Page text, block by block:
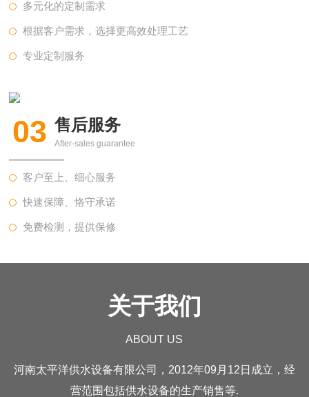
多元化的定制需求
根据客户需求，选择更高效处理工艺
专业定制服务
03 售后服务
After-sales guarantee
客户至上、细心服务
快速保障、恪守承诺
免费检测，提供保修
关于我们
ABOUT US
河南太平洋供水设备有限公司，2012年09月12日成立，经
营范围包括供水设备的生产销售等.